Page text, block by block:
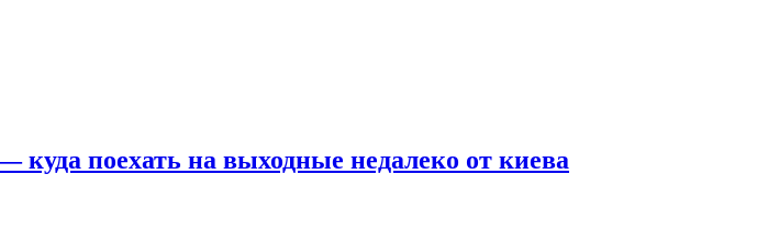
куда поехать на выходные недалеко от киева